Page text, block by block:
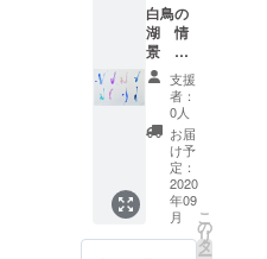
白鳥の
湖 情
景
2018
37×54c
m ベル
リン
フォー
ミング
アーツ
フェス
ティバ
支援
者：
0人
お届
け予
定：
2020
年09
月
こ
の
リ
タ
ー